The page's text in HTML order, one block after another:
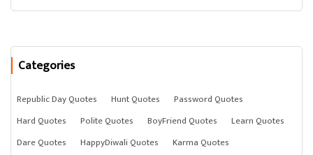
Categories
Republic Day Quotes Hunt Quotes
Password Quotes
Hard Quotes
Polite Quotes BoyFriend Quotes
Learn Quotes
Dare Quotes
HappyDiwali Quotes
Karma Quotes